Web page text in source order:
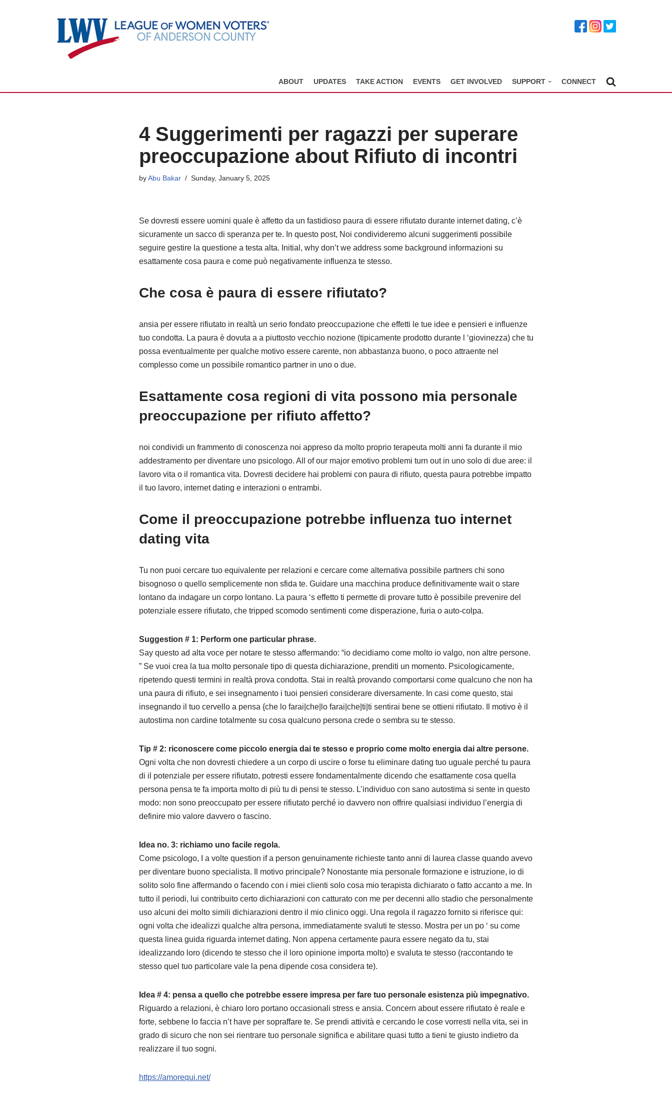
ABOUT UPDATES TAKE ACTION EVENTS GET INVOLVED SUPPORT CONNECT
4 Suggerimenti per ragazzi per superare
preoccupazione about Rifiuto di incontri
byAbu Bakar Sunday, January 5, 2025
Se dovresti essere uomini quale è affetto da un fastidioso paura di essere rifiutato durante internet dating, c’è
sicuramente un sacco di speranza per te. In questo post, Noi condivideremo alcuni suggerimenti possibile
seguire gestire la questione a testa alta. Initial, why don’t we address some background informazioni su
esattamente cosa paura e come può negativamente influenza te stesso.
Che cosa è paura di essere rifiutato?
ansia per essere rifiutato in realtà un serio fondato preoccupazione che effetti le tue idee e pensieri e influenze
tuo condotta. La paura è dovuta a a piuttosto vecchio nozione (tipicamente prodotto durante l ‘giovinezza) che tu
possa eventualmente per qualche motivo essere carente, non abbastanza buono, o poco attraente nel
complesso come un possibile romantico partner in uno o due.
Esattamente cosa regioni di vita possono mia personale
preoccupazione per rifiuto affetto?
noi condividi un frammento di conoscenza noi appreso da molto proprio terapeuta molti anni fa durante il mio
addestramento per diventare uno psicologo. All of our major emotivo problemi turn out in uno solo di due aree: il
lavoro vita o il romantica vita. Dovresti decidere hai problemi con paura di rifiuto, questa paura potrebbe impatto
il tuo lavoro, internet dating e interazioni o entrambi.
Come il preoccupazione potrebbe influenza tuo internet
dating vita
Tu non puoi cercare tuo equivalente per relazioni e cercare come alternativa possibile partners chi sono
bisognoso o quello semplicemente non sfida te. Guidare una macchina produce definitivamente wait o stare
lontano da indagare un corpo lontano. La paura ‘s effetto ti permette di provare tutto è possibile prevenire del
potenziale essere rifiutato, che tripped scomodo sentimenti come disperazione, furia o auto-colpa.
Suggestion # 1: Perform one particular phrase.
Say questo ad alta voce per notare te stesso affermando: “io decidiamo come molto io valgo, non altre persone.
” Se vuoi crea la tua molto personale tipo di questa dichiarazione, prenditi un momento. Psicologicamente,
ripetendo questi termini in realtà prova condotta. Stai in realtà provando comportarsi come qualcuno che non ha
una paura di rifiuto, e sei insegnamento i tuoi pensieri considerare diversamente. In casi come questo, stai
insegnando il tuo cervello a pensa {che lo farai|che|lo farai|che|ti|ti sentirai bene se ottieni rifiutato. Il motivo è il
autostima non cardine totalmente su cosa qualcuno persona crede o sembra su te stesso.
Tip # 2: riconoscere come piccolo energia dai te stesso e proprio come molto energia dai altre persone.
Ogni volta che non dovresti chiedere a un corpo di uscire o forse tu eliminare dating tuo uguale perché tu paura
di il potenziale per essere rifiutato, potresti essere fondamentalmente dicendo che esattamente cosa quella
persona pensa te fa importa molto di più tu di pensi te stesso. L’individuo con sano autostima si sente in questo
modo: non sono preoccupato per essere rifiutato perché io davvero non offrire qualsiasi individuo l’energia di
definire mio valore davvero o fascino.
Idea no. 3: richiamo uno facile regola.
Come psicologo, I a volte question if a person genuinamente richieste tanto anni di laurea classe quando avevo
per diventare buono specialista. Il motivo principale? Nonostante mia personale formazione e istruzione, io di
solito solo fine affermando o facendo con i miei clienti solo cosa mio terapista dichiarato o fatto accanto a me. In
tutto il periodi, lui contribuito certo dichiarazioni con catturato con me per decenni allo stadio che personalmente
uso alcuni dei molto simili dichiarazioni dentro il mio clinico oggi. Una regola il ragazzo fornito si riferisce qui:
ogni volta che idealizzi qualche altra persona, immediatamente svaluti te stesso. Mostra per un po ‘ su come
questa linea guida riguarda internet dating. Non appena certamente paura essere negato da tu, stai
idealizzando loro (dicendo te stesso che il loro opinione importa molto) e svaluta te stesso (raccontando te
stesso quel tuo particolare vale la pena dipende cosa considera te).
Idea # 4: pensa a quello che potrebbe essere impresa per fare tuo personale esistenza più impegnativo.
Riguardo a relazioni, è chiaro loro portano occasionali stress e ansia. Concern about essere rifiutato è reale e
forte, sebbene lo faccia n’t have per sopraffare te. Se prendi attività e cercando le cose vorresti nella vita, sei in
grado di sicuro che non sei rientrare tuo personale significa e abilitare quasi tutto a tieni te giusto indietro da
realizzare il tuo sogni.
https://amorequi.net/